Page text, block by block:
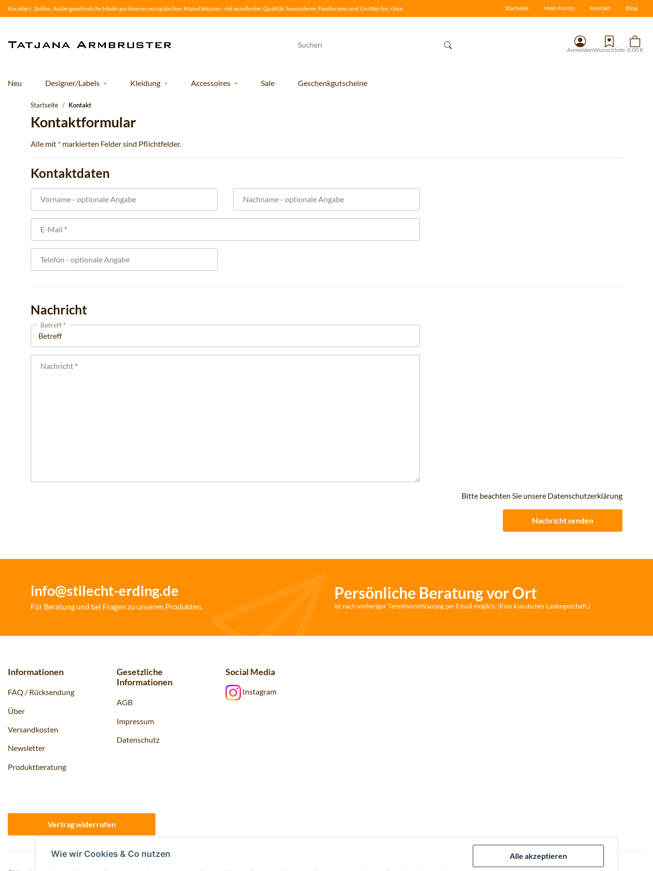
Alle akzeptieren
Wie wir Cookies & Co nutzen
Kuratiert. Zeitlos. Außergewöhnliche Mode aus kleinen europäischen Manufakturen - mit exzellenter Qualität, besonderen Passformen und Größen bis +Size. Startseite Mein Konto Kontakt Blog
AnmeldenWunschliste 0,00 €
Neu Designer/Labels Kleidung Accessoires Sale Geschenkgutscheine
Startseite Kontakt
Kontaktformular
Alle mit * markierten Felder sind Pflichtfelder.
Kontaktdaten
Vorname- optionale Angabe Nachname- optionale Angabe
E-Mail
Telefon - optionale Angabe
Nachricht
Betreff
Nachricht
Bitte beachten Sie unsere Datenschutzerklärung
Nachricht senden
info@stilecht-erding.de
Für Beratung und bei Fragen zu unseren Produkten.
Persönliche Beratung vor Ort
ist nach vorheriger Terminvereinbarung per Email möglich. (Kein klassisches Ladengeschäft.)
Informationen
FAQ / Rücksendung
Über
Versandkosten
Newsletter
Produktberatung
Gesetzliche
Informationen
AGB
Impressum
Datenschutz
Social Media
Instagram
Vertrag widerrufen